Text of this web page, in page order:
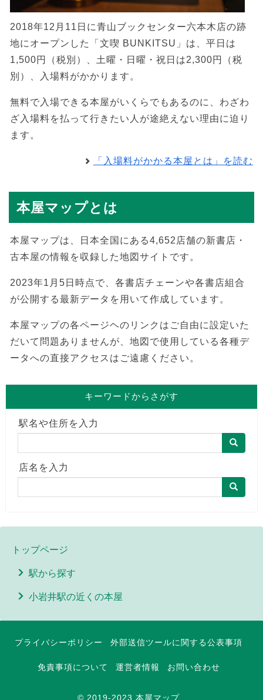
2018年12月11日に青山ブックセンター六本木店の跡
地にオープンした「文喫 BUNKITSU」は、平日は
1,500円（税別）、土曜・日曜・祝日は2,300円（税
別）、入場料がかかります。
無料で入場できる本屋がいくらでもあるのに、わざわ
ざ入場料を払って行きたい人が途絶えない理由に迫り
ます。
「入場料がかかる本屋とは」を読む
本屋マップとは
本屋マップは、日本全国にある4,652店舗の新書店・
古本屋の情報を収録した地図サイトです。
2023年1月5日時点で、各書店チェーンや各書店組合
が公開する最新データを用いて作成しています。
本屋マップの各ページヘのリンクはご自由に設定いた
だいて問題ありませんが、地図で使用している各種デ
ータへの直接アクセスはご遠慮ください。
キーワードからさがす
駅名や住所を入力
店名を入力
トップページ
駅から探す
小岩井駅の近くの本屋
プライバシーポリシー 外部送信ツールに関する公表事項
免責事項について 運営者情報 お問い合わせ
© 2019-2023 本屋マップ